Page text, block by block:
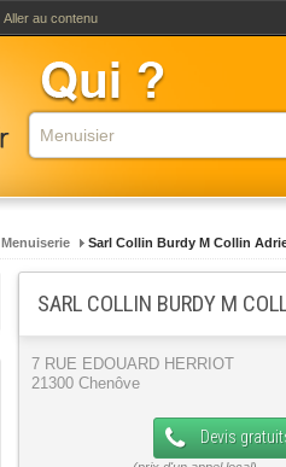
Aller au contenu
Menuiserie Sarl Collin Burdy M Collin
SARL COLLIN BURDY M
7 RUE EDOUARD HERRIOT
21300 Chenôve
Devis